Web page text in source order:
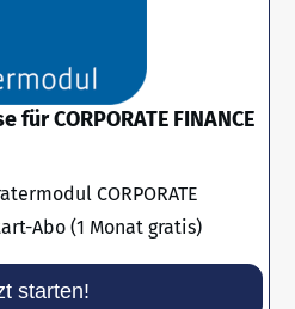
CORPORATE FINANCE
CORPORATE
Abo (1 Monat gratis)
starten!